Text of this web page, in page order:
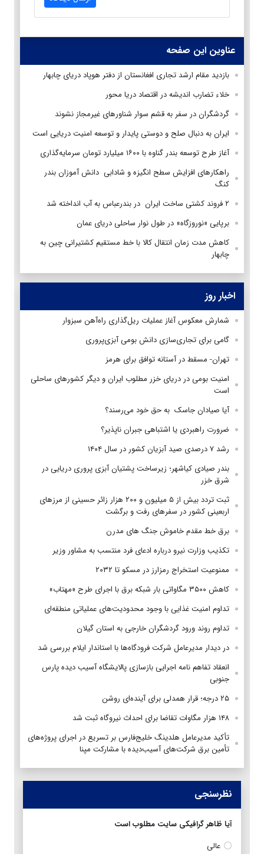
عناوین این صفحه
بازدید مقام ارشد تجاری افغانستان از دفتر هوپاد دریای چابهار
خلاء تضارب انديشه در اقتصاد دريا محور
گردشگران در سفر به قشم سوار شناورهای غیرمجاز نشوند
ایران به دنبال صلح و دوستی پایدار و توسعه امنیت دریایی است
آغاز طرح توسعه بندر گناوه با ۱۶۰۰ میلیارد تومان سرمایه‌گذاری
راهکارهای افزایش سطح انگیزه و شادابی دانش آموزان بندر
کنگ
۲ فروند کشتی ساخت ایران در بندرعباس به‌ آب‌ انداخته شد
برپایی «نوروزگاه» در طول نوار ساحلی دریای عمان
کاهش مدت زمان انتقال کالا با خط مستقیم کشتیرانی چین به
چابهار
اخبار روز
شمارش معکوس آغاز عملیات ریل‌گذاری راه‌آهن سبزوار
گامی برای تجاری‌سازی دانش بومی آبزی‌پروری
تهران- مسقط در آستانه توافق برای هرمز
امنیت بومی در دریای خزر مطلوب ایران و دیگر کشورهای ساحلی
است
آیا صیادان جاسک به حق خود می‌رسند؟
ضرورت راهبردی یا اشتباهی جبران ناپذیر؟
رشد ۷ درصدی صید آبزیان کشور در سال ۱۴۰۴
بندر صیادی کیاشهر؛ زیرساخت پشتیان آبزی پروری دریایی در
شرق خزر
ثبت تردد بیش از ۵ میلیون و ۲۰۰ هزار زائر حسینی از مرزهای
اربعینی کشور در سفرهای رفت و برگشت
برق خط مقدم خاموش جنگ های مدرن
تکذیب وزارت نیرو درباره ادعای فرد منتسب به مشاور وزیر
ممنوعیت استخراج رمزارز در مسکو تا ۲۰۳۲
کاهش ۳۵۰۰ مگاواتی بار شبکه برق با اجرای طرح «مهتاب»
تداوم امنیت غذایی با وجود محدودیت‌های عملیاتی منطقه‌ای
تداوم روند ورود گردشگران خارجی به استان گیلان
در دیدار مدیرعامل شرکت فرودگاه‌ها با استاندار ایلام بررسی شد
انعقاد تفاهم نامه اجرایی بازسازی پالایشگاه آسیب دیده پارس
جنوبی
۲۵ درجه؛ قرار همدلی برای آینده‌ای روشن
۱۴۸ هزار مگاوات تقاضا برای احداث نیروگاه ثبت شد
تأکید مدیرعامل هلدینگ خلیج‌فارس بر تسریع در اجرای پروژه‌های
تأمین برق شرکت‌های آسیب‌دیده با مشارکت مپنا
نظرسنجی
آیا ظاهر گرافیکی سایت مطلوب است
عالی